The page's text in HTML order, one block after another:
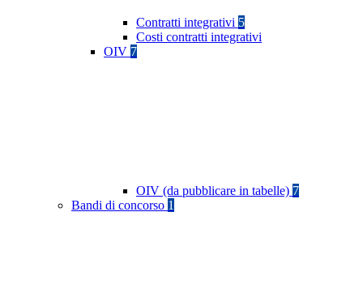
Contratti integrativi 5
Costi contratti integrativi
OIV 7
OIV (da pubblicare in tabelle) 7
Bandi di concorso 1